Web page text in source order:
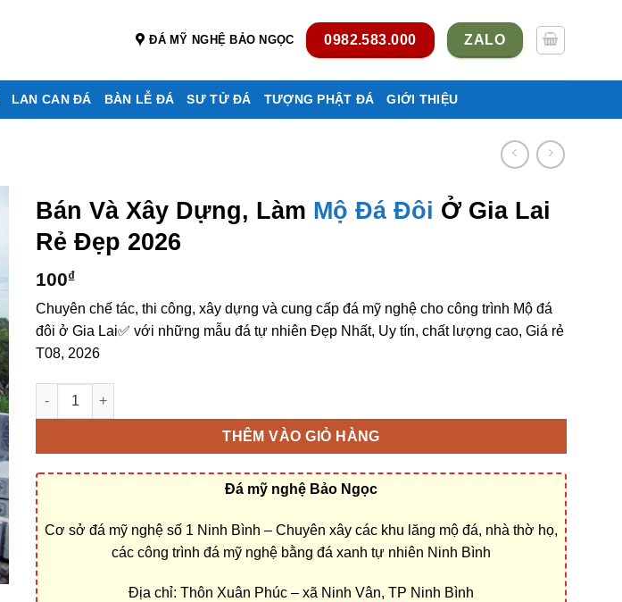
ĐÁ MỸ NGHỆ BẢO NGỌC 0982.583.000 ZALO
LAN CAN ĐÁ BÀN LỄ ĐÁ SƯ TỬ ĐÁ TƯỢNG PHẬT ĐÁ GIỚI THIỆU
Bán Và Xây Dựng, Làm Mộ Đá Đôi Ở Gia Lai
Rẻ Đẹp 2026
100₫
Chuyên chế tác, thi công, xây dựng và cung cấp đá mỹ nghệ cho công trình Mộ đá
đôi ở Gia Lai✅ với những mẫu đá tự nhiên Đẹp Nhất, Uy tín, chất lượng cao, Giá rẻ
T08, 2026
Bán và xây dựng, làm Mộ đá đôi ở Gia Lai rẻ đẹp số lượng
THÊM VÀO GIỎ HÀNG
Đá mỹ nghệ Bảo Ngọc
Cơ sở đá mỹ nghệ số 1 Ninh Bình – Chuyên xây các khu lăng mộ đá, nhà thờ họ,
các công trình đá mỹ nghệ bằng đá xanh tự nhiên Ninh Bình
Địa chỉ: Thôn Xuân Phúc – xã Ninh Vân, TP Ninh Bình